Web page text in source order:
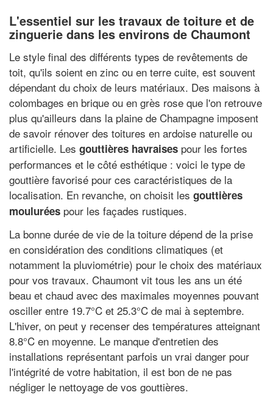
L'essentiel sur les travaux de toiture et de
zinguerie dans les environs de Chaumont
Le style final des différents types de revêtements de
toit, qu'ils soient en zinc ou en terre cuite, est souvent
dépendant du choix de leurs matériaux. Des maisons à
colombages en brique ou en grès rose que l'on retrouve
plus qu'ailleurs dans la plaine de Champagne imposent
de savoir rénover des toitures en ardoise naturelle ou
artificielle. Les gouttières havraises pour les fortes
performances et le côté esthétique : voici le type de
gouttière favorisé pour ces caractéristiques de la
localisation. En revanche, on choisit les gouttières
moulurées pour les façades rustiques.
La bonne durée de vie de la toiture dépend de la prise
en considération des conditions climatiques (et
notamment la pluviométrie) pour le choix des matériaux
pour vos travaux. Chaumont vit tous les ans un été
beau et chaud avec des maximales moyennes pouvant
osciller entre 19.7°C et 25.3°C de mai à septembre.
L'hiver, on peut y recenser des températures atteignant
8.8°C en moyenne. Le manque d'entretien des
installations représentant parfois un vrai danger pour
l'intégrité de votre habitation, il est bon de ne pas
négliger le nettoyage de vos gouttières.